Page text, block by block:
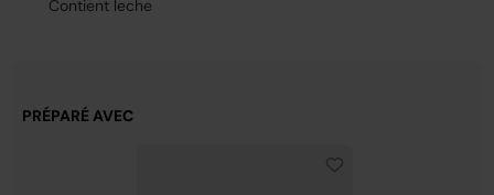
Contient leche
PRÉPARÉ AVEC